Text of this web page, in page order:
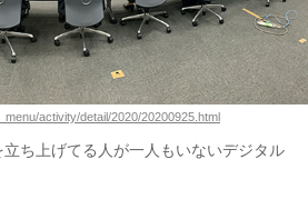
activity/detail/2020/20200925.html
ち上げてる人が一人もいないデジタル